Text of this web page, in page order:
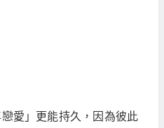
愛」更能持久，因為彼此